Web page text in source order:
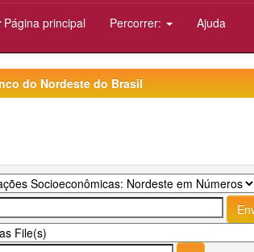
Página principal Percorrer: Ajuda
do Nordeste do Brasil